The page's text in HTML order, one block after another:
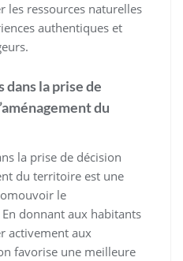
les ressources naturelles
authentiques et
la prise de
du
la prise de décision
du territoire est une
le
donnant aux habitants
activement aux
favorise une meilleure